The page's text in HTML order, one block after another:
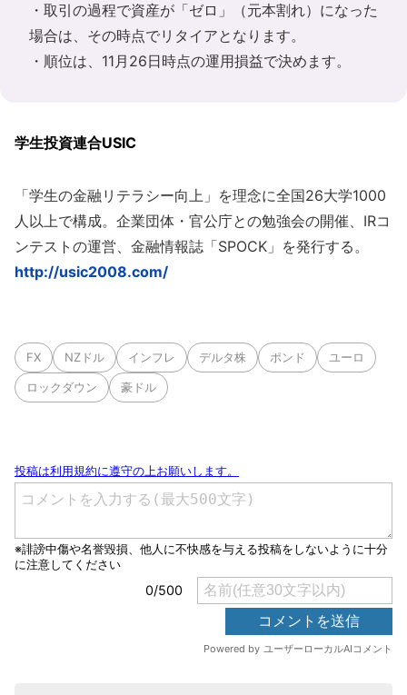
・取引の過程で資産が「ゼロ」（元本割れ）になった
場合は、その時点でリタイアとなります。
・順位は、11月26日時点の運用損益で決めます。
学生投資連合USIC
「学生の金融リテラシー向上」を理念に全国26大学1000
人以上で構成。企業団体・官公庁との勉強会の開催、IRコ
ンテストの運営、金融情報誌「SPOCK」を発行する。
http://usic2008.com/
FX NZドル インフレ デルタ株 ポンド ユーロ
ロックダウン 豪ドル